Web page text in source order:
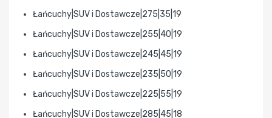
Łańcuchy|SUV i Dostawcze|275|35|19
Łańcuchy|SUV i Dostawcze|255|40|19
Łańcuchy|SUV i Dostawcze|245|45|19
Łańcuchy|SUV i Dostawcze|235|50|19
Łańcuchy|SUV i Dostawcze|225|55|19
Łańcuchy|SUV i Dostawcze|285|45|18